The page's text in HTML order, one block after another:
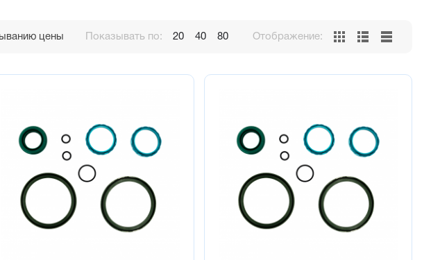
цены Показывать по: 20 40 80 Отображение: